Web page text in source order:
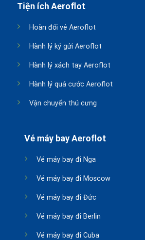
Tiện ích Aeroflot
Hoàn đổi vé Aeroflot
Hành lý ký gửi Aeroflot
Hành lý xách tay Aeroflot
Hành lý quá cước Aeroflot
Vận chuyển thú cưng
Vé máy bay Aeroflot
Vé máy bay đi Nga
Vé máy bay đi Moscow
Vé máy bay đi Đức
Vé máy bay đi Berlin
Vé máy bay đi Cuba